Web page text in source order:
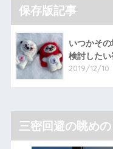
保存版記事
いつかそ
検討したい
2019/12/10
三密回避の眺め